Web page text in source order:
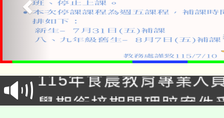
淨零綠生活教案入校路
會
115年食農教育專業人
程
學期銜接期間理賠案件